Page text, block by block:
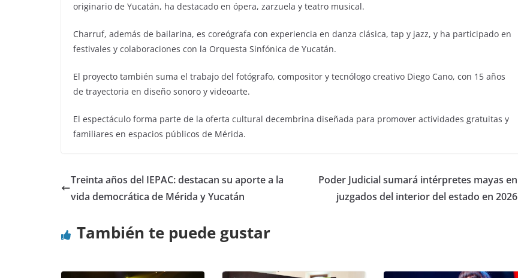
originario de Yucatán, ha destacado en ópera, zarzuela y teatro musical.
Charruf, además de bailarina, es coreógrafa con experiencia en danza clásica, tap y jazz, y ha participado en
festivales y colaboraciones con la Orquesta Sinfónica de Yucatán.
El proyecto también suma el trabajo del fotógrafo, compositor y tecnólogo creativo Diego Cano, con 15 años
de trayectoria en diseño sonoro y videoarte.
El espectáculo forma parte de la oferta cultural decembrina diseñada para promover actividades gratuitas y
familiares en espacios públicos de Mérida.
Treinta años del IEPAC: destacan su aporte a la
vida democrática de Mérida y Yucatán
Poder Judicial sumará intérpretes mayas en
juzgados del interior del estado en 2026
También te puede gustar